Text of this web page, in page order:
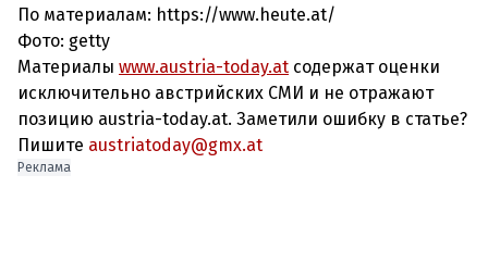
По материалам: https://www.heute.at/
Фото: getty
Материалы www.austria-today.at содержат оценки
исключительно австрийских СМИ и не отражают
позицию austria-today.at. Заметили ошибку в статье?
Пишите austriatoday@gmx.at
Реклама